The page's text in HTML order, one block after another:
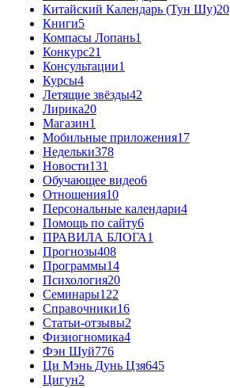
Китайский Календарь (Тун Шу)20
Книги5
Компасы Лопань1
Конкурс21
Консультации1
Курсы4
Летящие звёзды42
Лирика20
Магазин1
Мобильные приложения17
Недельки378
Новости131
Обучающее видео6
Отношения10
Персональные календари4
Помощь по сайту6
ПРАВИЛА БЛОГА1
Прогнозы408
Программы14
Психология20
Семинары122
Справочники16
Статьи-отзывы2
Физиогномика4
Фэн Шуй776
Ци Мэнь Дунь Цзя645
Цигун2